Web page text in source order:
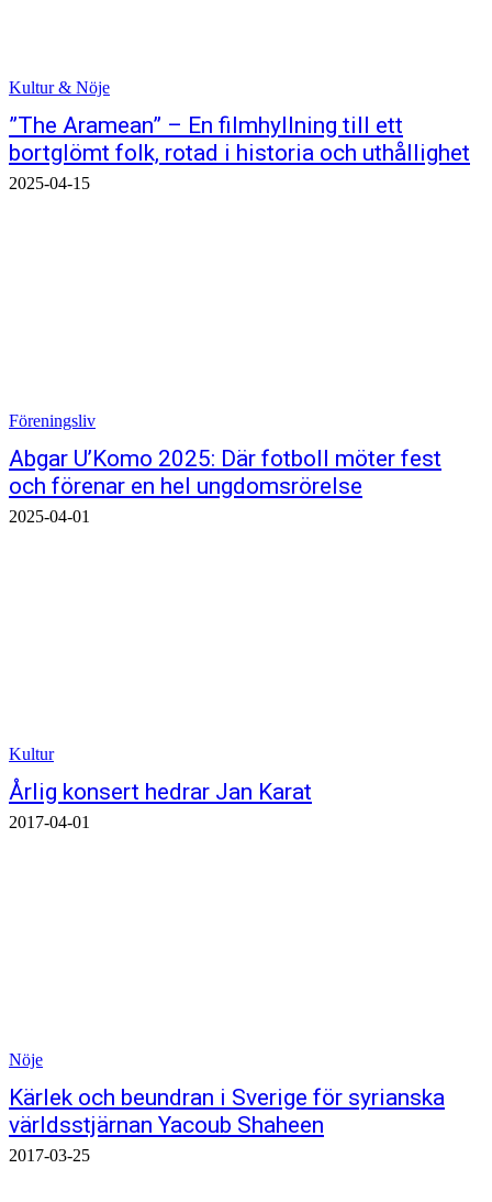
Kultur & Nöje
”The Aramean” – En filmhyllning till ett
bortglömt folk, rotad i historia och uthållighet
2025-04-15
Föreningsliv
Abgar U’Komo 2025: Där fotboll möter fest
och förenar en hel ungdomsrörelse
2025-04-01
Kultur
Årlig konsert hedrar Jan Karat
2017-04-01
Nöje
Kärlek och beundran i Sverige för syrianska
världsstjärnan Yacoub Shaheen
2017-03-25